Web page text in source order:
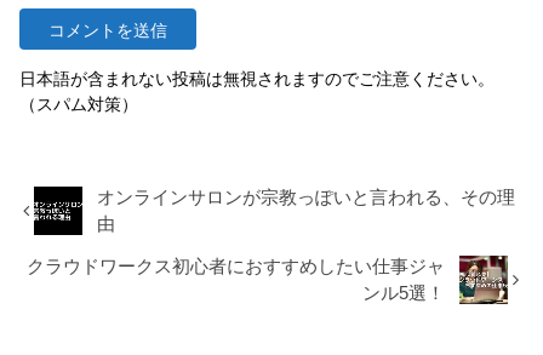
日本語が含まれない投稿は無視されますのでご注意ください。
（スパム対策）
オンラインサロンが宗教っぽいと言われる、その理
由
クラウドワークス初心者におすすめしたい仕事ジャ
ンル5選！